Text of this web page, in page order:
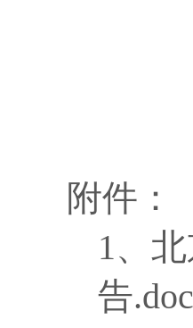
附件：
1、
告